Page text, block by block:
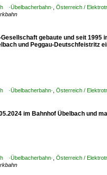
·Übelbacherbahn· Österreich /
gebaute und seit
und Peggau-Deutschfeistritz
·Übelbacherbahn· Österreich /
im Bahnhof Übelbach und
·Übelbacherbahn· Österreich /